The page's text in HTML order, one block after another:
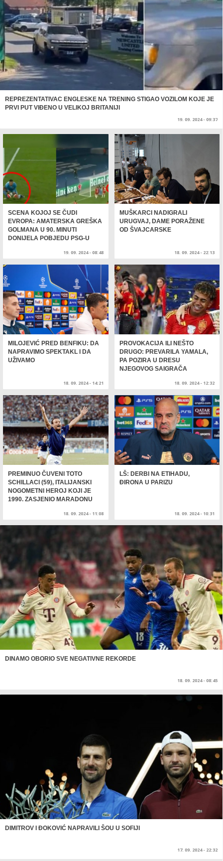
REPREZENTATIVAC ENGLESKE NA TRENING STIGAO VOZILOM KOJE JE
PRVI PUT VIĐENO U VELIKOJ BRITANIJI
19. 09. 2024 - 09:37
SCENA KOJOJ SE ČUDI
EVROPA: AMATERSKA GREŠKA
GOLMANA U 90. MINUTI
DONIJELA POBJEDU PSG-U
19. 09. 2024 - 08:48
MUŠKARCI NADIGRALI
URUGVAJ, DAME PORAŽENE
OD ŠVAJCARSKE
18. 09. 2024 - 22:13
MILOJEVIĆ PRED BENFIKU: DA
NAPRAVIMO SPEKTAKL I DA
UŽIVAMO
18. 09. 2024 - 14:21
PROVOKACIJA ILI NEŠTO
DRUGO: PREVARILA YAMALA,
PA POZIRA U DRESU
NJEGOVOG SAIGRAČA
18. 09. 2024 - 12:32
PREMINUO ČUVENI TOTO
SCHILLACI (59), ITALIJANSKI
NOGOMETNI HEROJ KOJI JE
1990. ZASJENIO MARADONU
18. 09. 2024 - 11:08
LŠ: DERBI NA ETIHADU,
ĐIRONA U PARIZU
18. 09. 2024 - 10:31
DINAMO OBORIO SVE NEGATIVNE REKORDE
18. 09. 2024 - 08:45
DIMITROV I ĐOKOVIĆ NAPRAVILI ŠOU U SOFIJI
17. 09. 2024 - 22:32